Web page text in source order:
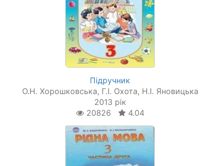
Підручник
О.Н. Хорошковська, Г.І. Охота, Н.І. Яновицька
2013 рік
20826
4.04